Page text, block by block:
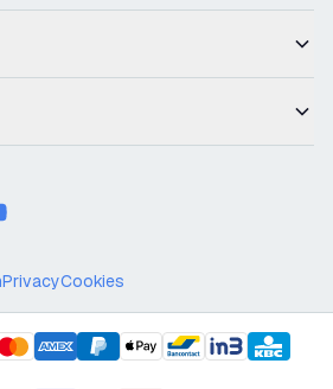
PrivacyCookies